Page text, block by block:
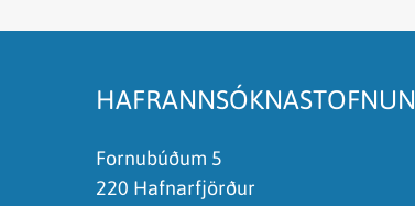
HAFRANNSÓKNASTOFNUN
Fornubúðum 5
220 Hafnarfjörður